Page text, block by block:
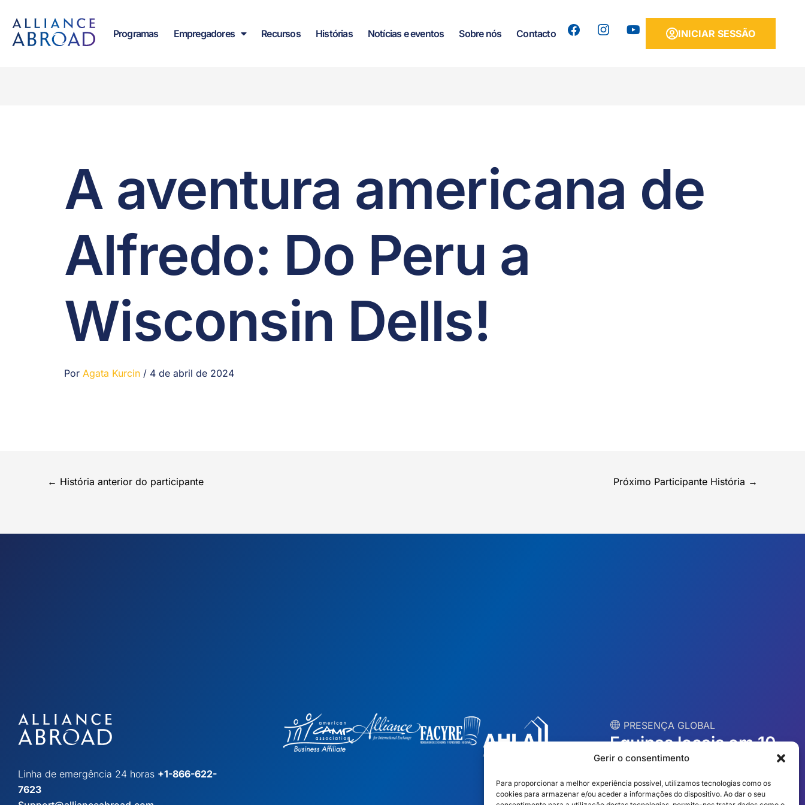
Gerir o consentimento
Para proporcionar a melhor experiência possível, utilizamos tecnologias como os
cookies para armazenar e/ou aceder a informações do dispositivo. Ao dar o seu
conteúdo
Programas
Empregadores Recursos Histórias Notícias e eventos Sobre nós Contacto INICIAR SESSÃO
A aventura americana de
Alfredo: Do Peru a
Wisconsin Dells!
Por Agata Kurcin / 4 de abril de 2024
← História anterior do participante Próximo Participante História →
Linha de emergência 24 horas +1-866-622-
7623
︎ PRESENÇA GLOBAL
Equipas locais em 10
países
EUA Irlanda